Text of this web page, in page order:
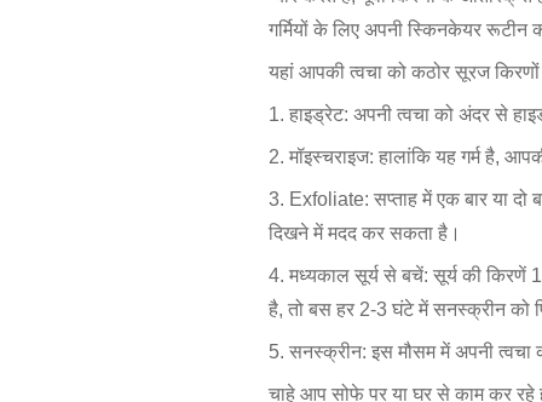
गर्मियों के लिए अपनी स्किनकेयर रूटीन
यहां आपकी त्वचा को कठोर सूरज
1. हाइड्रेट: अपनी त्वचा को अंदर से
2. मॉइस्चराइज: हालांकि यह गर्म है,
3. Exfoliate: सप्ताह में एक बार या
दिखने में मदद कर सकता है।
4. मध्यकाल सूर्य से बचें: सूर्य की
है, तो बस हर 2-3 घंटे में सनस्क्रीन को
5. सनस्क्रीन: इस मौसम में अपनी
चाहे आप सोफे पर या घर से काम कर